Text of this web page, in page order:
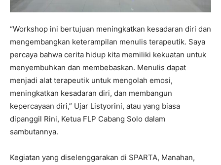
“Workshop ini bertujuan meningkatkan kesadaran diri dan
mengembangkan keterampilan menulis terapeutik. Saya
percaya bahwa cerita hidup kita memiliki kekuatan untuk
menyembuhkan dan membebaskan. Menulis dapat
menjadi alat terapeutik untuk mengolah emosi,
meningkatkan kesadaran diri, dan membangun
kepercayaan diri,” Ujar Listyorini, atau yang biasa
dipanggil Rini, Ketua FLP Cabang Solo dalam
sambutannya.
Kegiatan yang diselenggarakan di SPARTA, Manahan,